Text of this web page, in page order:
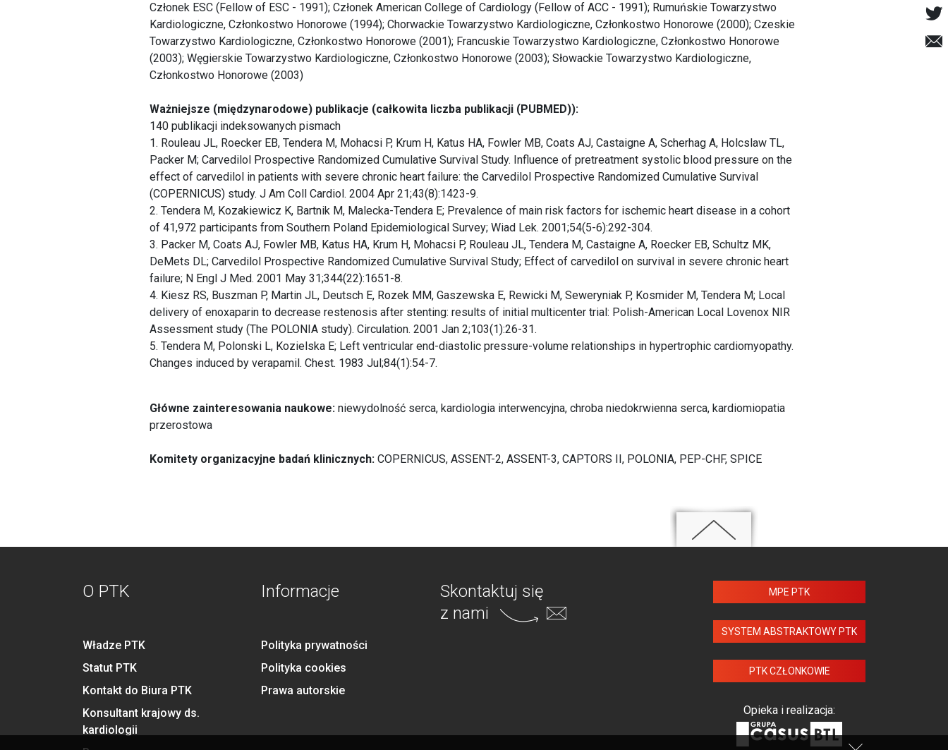
Członek ESC (Fellow of ESC - 1991); Członek American College of Cardiology (Fellow of ACC - 1991); Rumuńskie Towarzystwo
Kardiologiczne, Członkostwo Honorowe (1994); Chorwackie Towarzystwo Kardiologiczne, Członkostwo Honorowe (2000); Czeskie
Towarzystwo Kardiologiczne, Członkostwo Honorowe (2001); Francuskie Towarzystwo Kardiologiczne, Członkostwo Honorowe
(2003); Węgierskie Towarzystwo Kardiologiczne, Członkostwo Honorowe (2003); Słowackie Towarzystwo Kardiologiczne,
Członkostwo Honorowe (2003)
Ważniejsze (międzynarodowe) publikacje (całkowita liczba publikacji (PUBMED)):
140 publikacji indeksowanych pismach
1. Rouleau JL, Roecker EB, Tendera M, Mohacsi P, Krum H, Katus HA, Fowler MB, Coats AJ, Castaigne A, Scherhag A, Holcslaw TL,
Packer M; Carvedilol Prospective Randomized Cumulative Survival Study. Influence of pretreatment systolic blood pressure on the
effect of carvedilol in patients with severe chronic heart failure: the Carvedilol Prospective Randomized Cumulative Survival
(COPERNICUS) study. J Am Coll Cardiol. 2004 Apr 21;43(8):1423-9.
2. Tendera M, Kozakiewicz K, Bartnik M, Malecka-Tendera E; Prevalence of main risk factors for ischemic heart disease in a cohort
of 41,972 participants from Southern Poland Epidemiological Survey; Wiad Lek. 2001;54(5-6):292-304.
3. Packer M, Coats AJ, Fowler MB, Katus HA, Krum H, Mohacsi P, Rouleau JL, Tendera M, Castaigne A, Roecker EB, Schultz MK,
DeMets DL; Carvedilol Prospective Randomized Cumulative Survival Study; Effect of carvedilol on survival in severe chronic heart
failure; N Engl J Med. 2001 May 31;344(22):1651-8.
4. Kiesz RS, Buszman P, Martin JL, Deutsch E, Rozek MM, Gaszewska E, Rewicki M, Seweryniak P, Kosmider M, Tendera M; Local
delivery of enoxaparin to decrease restenosis after stenting: results of initial multicenter trial: Polish-American Local Lovenox NIR
Assessment study (The POLONIA study). Circulation. 2001 Jan 2;103(1):26-31.
5. Tendera M, Polonski L, Kozielska E; Left ventricular end-diastolic pressure-volume relationships in hypertrophic cardiomyopathy.
Changes induced by verapamil. Chest. 1983 Jul;84(1):54-7.
Główne zainteresowania naukowe: niewydolność serca, kardiologia interwencyjna, chroba niedokrwienna serca, kardiomiopatia
przerostowa
Komitety organizacyjne badań klinicznych: COPERNICUS, ASSENT-2, ASSENT-3, CAPTORS II, POLONIA, PEP-CHF, SPICE
O PTK
Władze PTK
Statut PTK
Kontakt do Biura PTK
Konsultant krajowy ds.
kardiologii
Informacje
Polityka prywatności
Polityka cookies
Prawa autorskie
Skontaktuj się
z nami
MPE PTK
SYSTEM ABSTRAKTOWY PTK
PTK CZŁONKOWIE
Opieka i realizacja: